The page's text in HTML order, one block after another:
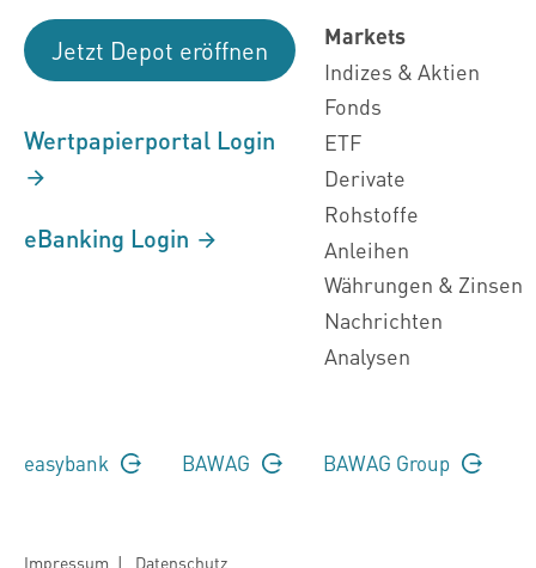
Jetzt Depot eröffnen
Wertpapierportal Login
eBanking Login
Markets
Indizes & Aktien
Fonds
ETF
Derivate
Rohstoffe
Anleihen
Währungen & Zinsen
Nachrichten
Analysen
easybank BAWAG BAWAG Group
Impressum | Datenschutz